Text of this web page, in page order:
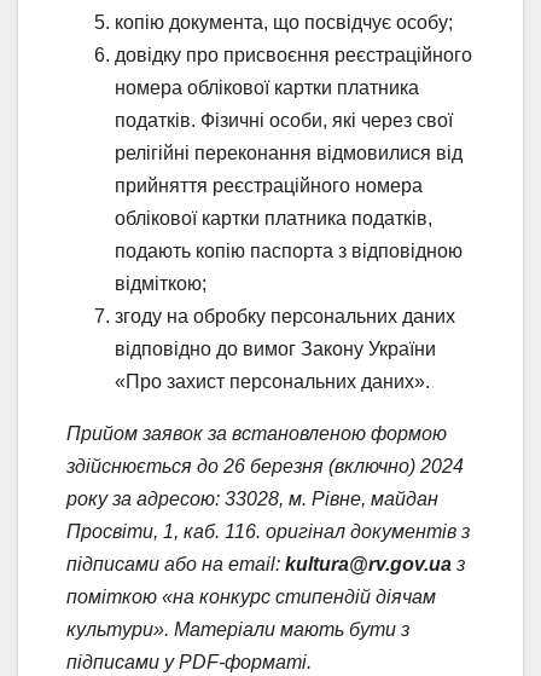
копію документа, що посвідчує особу;
довідку про присвоєння реєстраційного
номера облікової картки платника
податків. Фізичні особи, які через свої
релігійні переконання відмовилися від
прийняття реєстраційного номера
облікової картки платника податків,
подають копію паспорта з відповідною
відміткою;
згоду на обробку персональних даних
відповідно до вимог Закону України
«Про захист персональних даних».
Прийом заявок за встановленою формою
здійснюється до 26 березня (включно) 2024
року за адресою: 33028, м. Рівне, майдан
Просвіти, 1, каб. 116. оригінал документів з
підписами або на email: kultura@rv.gov.ua з
поміткою «на конкурс стипендій діячам
культури». Матеріали мають бути з
підписами у PDF-форматі.